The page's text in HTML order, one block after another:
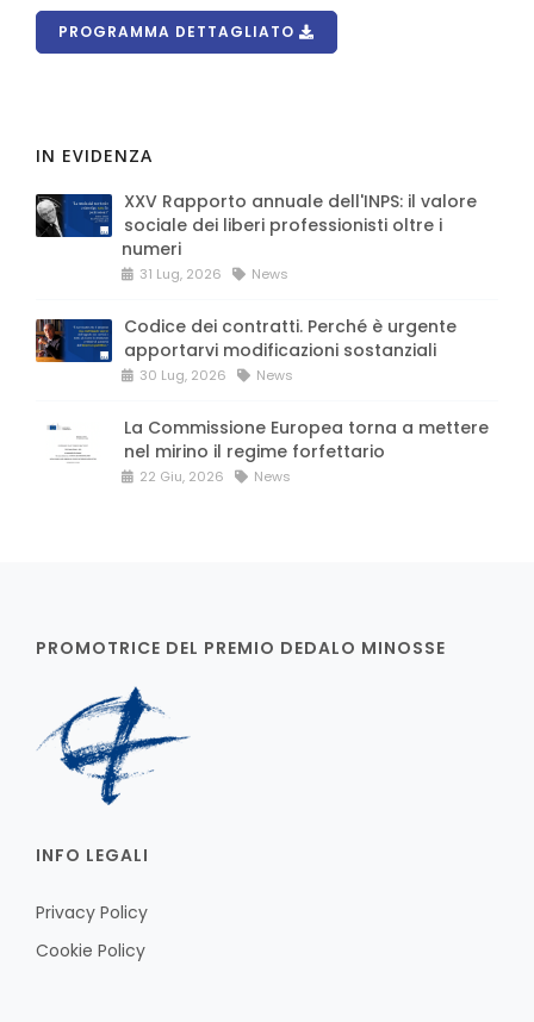
PROGRAMMA DETTAGLIATO
IN EVIDENZA
XXV Rapporto annuale dell'INPS: il valore
sociale dei liberi professionisti oltre i
numeri
31 Lug, 2026 News
Codice dei contratti. Perché è urgente
apportarvi modificazioni sostanziali
30 Lug, 2026 News
La Commissione Europea torna a mettere
nel mirino il regime forfettario
22 Giu, 2026 News
PROMOTRICE DEL PREMIO DEDALO MINOSSE
INFO LEGALI
Privacy Policy
Cookie Policy